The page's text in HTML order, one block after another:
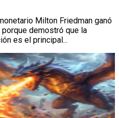
Milton Friedman ganó
demostró que la
es el principal...